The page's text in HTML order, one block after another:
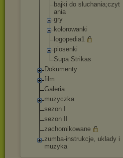
bajki do sluchania;czyt
ania
gry
kolorowanki
logopedia1
piosenki
Supa Strikas
Dokumenty
film
Galeria
muzyczka
sezon I
sezon II
zachomikowane
zumba-instrukcje, uklady i
muzyka